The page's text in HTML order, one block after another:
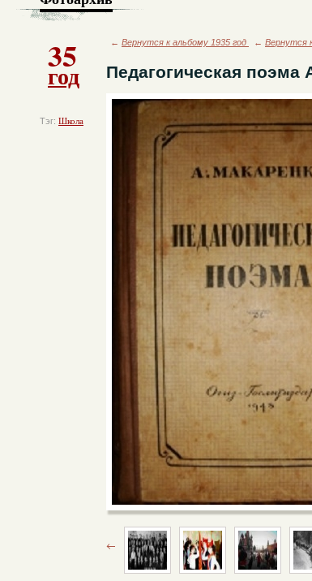
35
год
Тэг: Школа
← Вернутся к альбому 1935 год ← Вернутся
Педагогическая поэма